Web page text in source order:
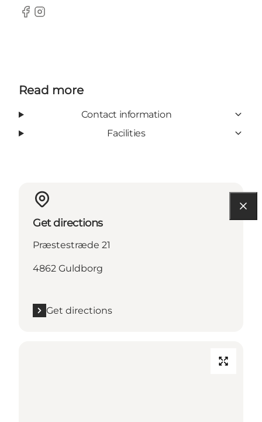
Facebook
Instagram
Read more
Contact information
Facilities
Get directions
Præstestræde 21
4862 Guldborg
Get directions